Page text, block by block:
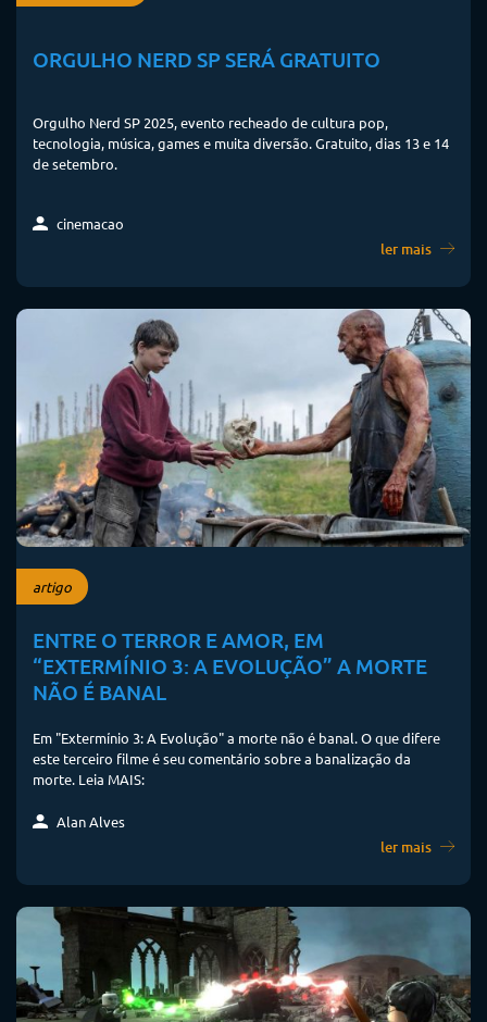
ORGULHO NERD SP SERÁ GRATUITO
Orgulho Nerd SP 2025, evento recheado de cultura pop,
tecnologia, música, games e muita diversão. Gratuito, dias 13 e 14
de setembro.
cinemacao
ler mais
artigo
ENTRE O TERROR E AMOR, EM
“EXTERMÍNIO 3: A EVOLUÇÃO” A MORTE
NÃO É BANAL
Em "Extermínio 3: A Evolução" a morte não é banal. O que difere
este terceiro filme é seu comentário sobre a banalização da
morte. Leia MAIS:
Alan Alves
ler mais